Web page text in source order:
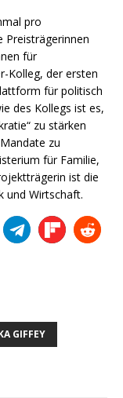
pro
Preisträgerinnen
für
Kolleg, der ersten
für politisch
des Kollegs ist es,
zu stärken
zu
für Familie,
ist die
und Wirtschaft.
GIFFEY